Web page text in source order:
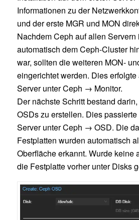
Informationen zu der
und der erste MGR und MON
Nachdem Ceph auf allen Servern
automatisch dem Ceph-Cluster
war, sollten die weiteren MON-
eingerichtet werden. Dies
Server unter Ceph → Monitor.
Der nächste Schritt bestand
OSDs zu erstellen. Dies
Server unter Ceph → OSD. Die
Festplatten wurden automatisch
Oberfläche erkannt. Wurde keine
die Festplatte vorher unter Disks